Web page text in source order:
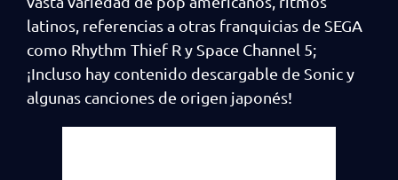
latinos, referencias a otras franquicias de SEGA
como Rhythm Thief R y Space Channel 5;
¡Incluso hay contenido descargable de Sonic y
algunas canciones de origen japonés!